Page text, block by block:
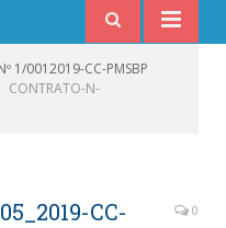
1/0012019-CC-PMSBP
CONTRATO-N-
CC-
0